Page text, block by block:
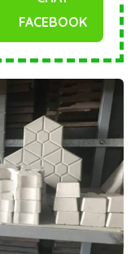
FACEBOOK